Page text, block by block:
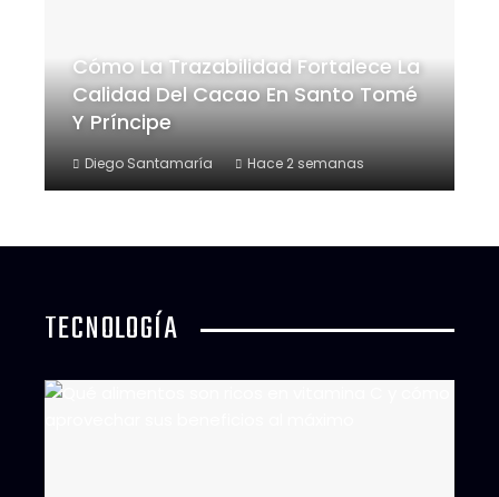
Cómo La Trazabilidad Fortalece La
Calidad Del Cacao En Santo Tomé
Y Príncipe
Diego Santamaría Hace 2 semanas
TECNOLOGÍA